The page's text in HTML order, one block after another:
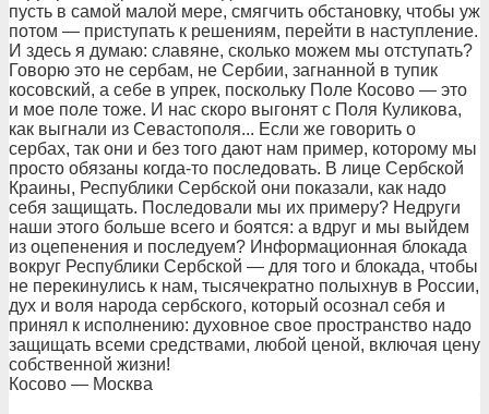
пусть в самой малой мере, смягчить обстановку, чтобы уж
потом — приступать к решениям, перейти в наступление.
И здесь я думаю: славяне, сколько можем мы отступать?
Говорю это не сербам, не Сербии, загнанной в тупик
косовский, а себе в упрек, поскольку Поле Косово — это
и мое поле тоже. И нас скоро выгонят с Поля Куликова,
как выгнали из Севастополя... Если же говорить о
сербах, так они и без того дают нам пример, которому мы
просто обязаны когда-то последовать. В лице Сербской
Краины, Республики Сербской они показали, как надо
себя защищать. Последовали мы их примеру? Недруги
наши этого больше всего и боятся: а вдруг и мы выйдем
из оцепенения и последуем? Информационная блокада
вокруг Республики Сербской — для того и блокада, чтобы
не перекинулись к нам, тысячекратно полыхнув в России,
дух и воля народа сербского, который осознал себя и
принял к исполнению: духовное свое пространство надо
защищать всеми средствами, любой ценой, включая цену
собственной жизни!
Косово — Москва